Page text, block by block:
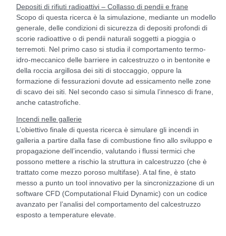
Depositi di rifiuti radioattivi – Collasso di pendii e frane
Scopo di questa ricerca è la simulazione, mediante un modello
generale, delle condizioni di sicurezza di depositi profondi di
scorie radioattive o di pendii naturali soggetti a pioggia o
terremoti. Nel primo caso si studia il comportamento termo-
idro-meccanico delle barriere in calcestruzzo o in bentonite e
della roccia argillosa dei siti di stoccaggio, oppure la
formazione di fessurazioni dovute ad essicamento nelle zone
di scavo dei siti. Nel secondo caso si simula l’innesco di frane,
anche catastrofiche.
Incendi nelle gallerie
L’obiettivo finale di questa ricerca è simulare gli incendi in
galleria a partire dalla fase di combustione fino allo sviluppo e
propagazione dell’incendio, valutando i flussi termici che
possono mettere a rischio la struttura in calcestruzzo (che è
trattato come mezzo poroso multifase). A tal fine, è stato
messo a punto un tool innovativo per la sincronizzazione di un
software CFD (Computational Fluid Dynamic) con un codice
avanzato per l’analisi del comportamento del calcestruzzo
esposto a temperature elevate.